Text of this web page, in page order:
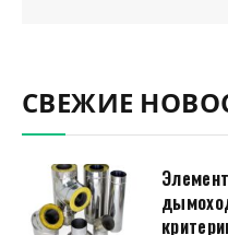
СВЕЖИЕ